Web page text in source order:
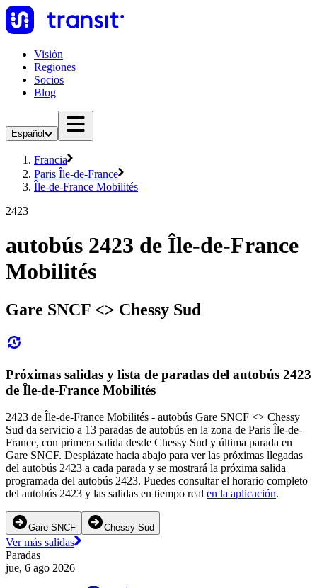
Visión
Regiones
Socios
Blog
Español
Francia
Paris Île-de-France
Île-de-France Mobilités
2423
autobús 2423 de Île-de-France
Mobilités
Gare SNCF <> Chessy Sud
Próximas salidas y lista de paradas del autobús 2423
de Île-de-France Mobilités
2423 de Île-de-France Mobilités - autobús Gare SNCF <> Chessy
Sud da servicio a 13 paradas de autobús en la zona de Paris Île-de-
France, con primera salida desde Chessy Sud y última parada en
Gare SNCF. Desplázate hacia abajo para ver las próximas llegadas
del autobús 2423 a cada parada y se mostrará la próxima salida
programada del autobús 2423. Puedes consultar el horario completo
del autobús 2423 y las salidas en tiempo real en la aplicación.
Gare SNCF Chessy Sud
Ver más salidas
Paradas
jue, 6 ago 2026